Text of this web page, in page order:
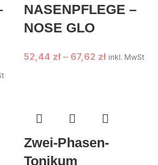
NASENPFLEGE –
NOSE GLO
52,44 zł – 67,62 zł inkl. MwSt
Zwei-Phasen-
Tonikum